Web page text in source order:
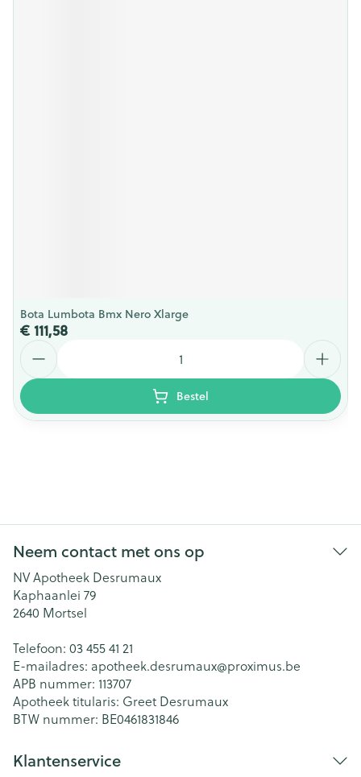
Bota Lumbota Bmx Nero Xlarge
€ 111,58
Bestel
Neem contact met ons op
NV Apotheek Desrumaux
Kaphaanlei 79
2640 Mortsel
Telefoon: 03 455 41 21
E-mailadres: apotheek.desrumaux@proximus.be
APB nummer: 113707
Apotheek titularis: Greet Desrumaux
BTW nummer: BE0461831846
Klantenservice